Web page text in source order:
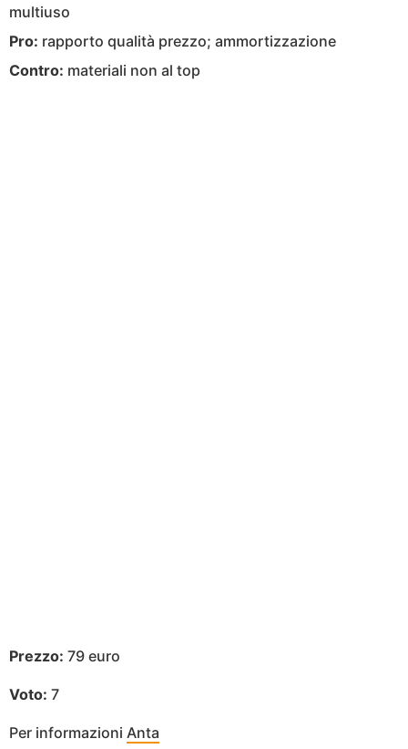
multiuso
Pro: rapporto qualità prezzo; ammortizzazione
Contro: materiali non al top
Prezzo: 79 euro
Voto: 7
Per informazioni Anta